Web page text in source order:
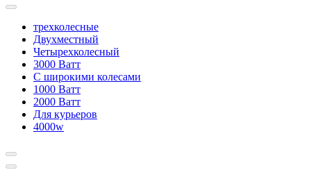
трехколесные
Двухместный
Четырехколесный
3000 Ватт
С широкими колесами
1000 Ватт
2000 Ватт
Для курьеров
4000w